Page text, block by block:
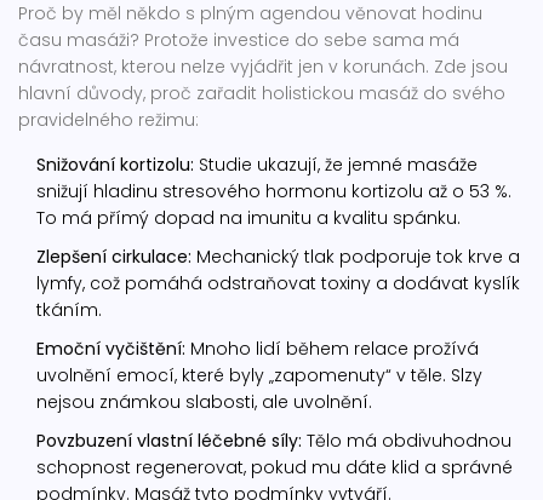
Proč by měl někdo s plným agendou věnovat hodinu
času masáži? Protože investice do sebe sama má
návratnost, kterou nelze vyjádřit jen v korunách. Zde jsou
hlavní důvody, proč zařadit holistickou masáž do svého
pravidelného režimu:
Snižování kortizolu: Studie ukazují, že jemné masáže
snižují hladinu stresového hormonu kortizolu až o 53 %.
To má přímý dopad na imunitu a kvalitu spánku.
Zlepšení cirkulace: Mechanický tlak podporuje tok krve a
lymfy, což pomáhá odstraňovat toxiny a dodávat kyslík
tkáním.
Emoční vyčištění: Mnoho lidí během relace prožívá
uvolnění emocí, které byly „zapomenuty“ v těle. Slzy
nejsou známkou slabosti, ale uvolnění.
Povzbuzení vlastní léčebné síly: Tělo má obdivuhodnou
schopnost regenerovat, pokud mu dáte klid a správné
podmínky. Masáž tyto podmínky vytváří.